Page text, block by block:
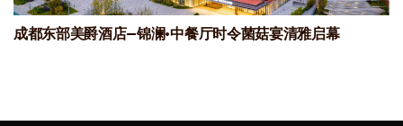
成都东部美爵酒店—锦澜·中餐厅时令菌菇宴清雅启幕